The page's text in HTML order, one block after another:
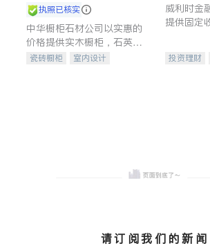
执照已核实
中华橱柜石材公司以实惠的
价格提供实木橱柜，石英石
台面，多种优质不锈钢水
瓷砖橱柜
室内设计
威利时金
提供固定
合，助力
投资理财
请订阅我们的新闻